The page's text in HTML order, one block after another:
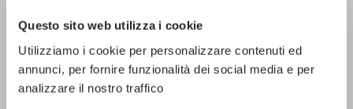
Questo sito web utilizza i cookie
Utilizziamo i cookie per personalizzare contenuti ed
annunci, per fornire funzionalità dei social media e per
analizzare il nostro traffico